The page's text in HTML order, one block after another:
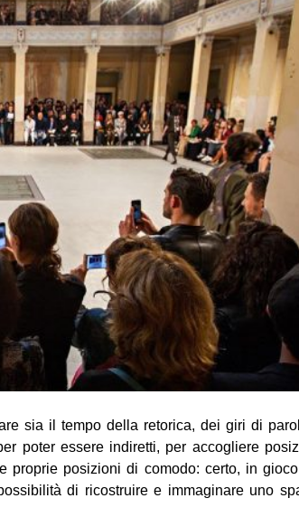
sia il tempo della retorica, dei giri di
poter essere indiretti, per accogliere
posizioni di comodo: certo, in gioco
di ricostruire e immaginare uno